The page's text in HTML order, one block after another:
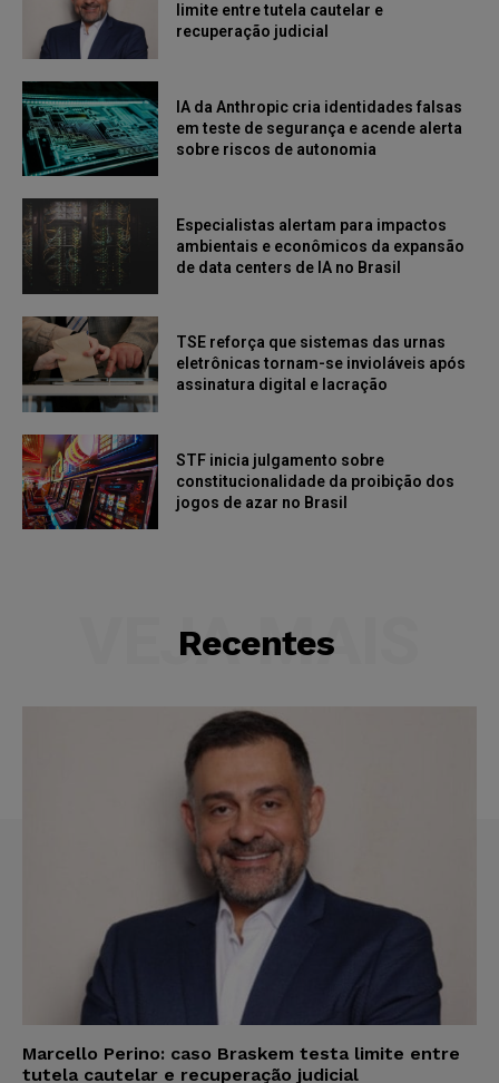
limite entre tutela cautelar e
recuperação judicial
IA da Anthropic cria identidades falsas
em teste de segurança e acende alerta
sobre riscos de autonomia
Especialistas alertam para impactos
ambientais e econômicos da expansão
de data centers de IA no Brasil
TSE reforça que sistemas das urnas
eletrônicas tornam-se invioláveis após
assinatura digital e lacração
STF inicia julgamento sobre
constitucionalidade da proibição dos
jogos de azar no Brasil
Recentes
VEJA MAIS
Marcello Perino: caso Braskem testa limite entre
tutela cautelar e recuperação judicial